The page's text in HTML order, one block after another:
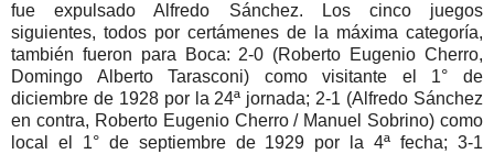
fue expulsado Alfredo Sánchez. Los cinco juegos
siguientes, todos por certámenes de la máxima categoría,
también fueron para Boca: 2-0 (Roberto Eugenio Cherro,
Domingo Alberto Tarasconi) como visitante el 1° de
diciembre de 1928 por la 24ª jornada; 2-1 (Alfredo Sánchez
en contra, Roberto Eugenio Cherro / Manuel Sobrino) como
local el 1° de septiembre de 1929 por la 4ª fecha; 3-1